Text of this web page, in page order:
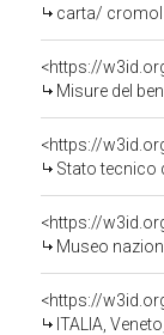
carta/
<https://
Misure del
<https://
Stato tecnico
<https://
Museo
<https://
ITALIA,